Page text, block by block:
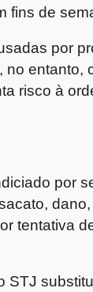
fins de
por
entanto,
risco à
por
tentativa
STJ